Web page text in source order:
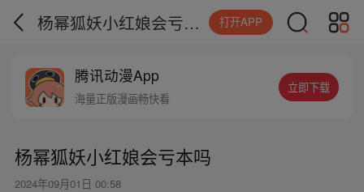
杨幂狐妖小红娘会亏本吗 打开APP
腾讯动漫App
海量正版漫画畅快看
立即下载
杨幂狐妖小红娘会亏本吗
2024年09月01日 00:58